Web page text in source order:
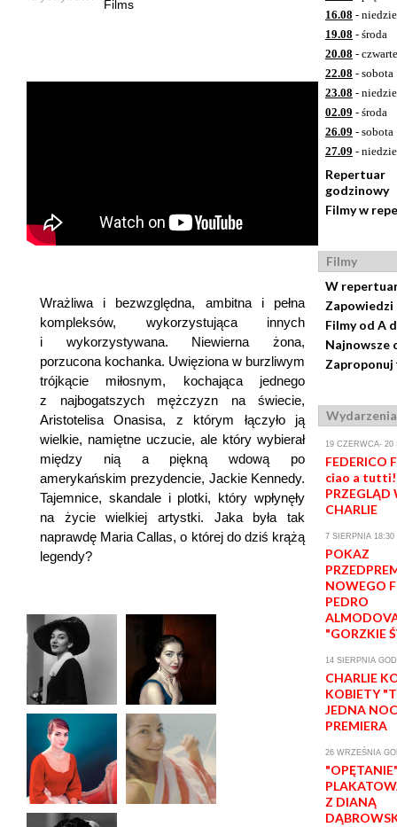
Films
Wrażliwa i bezwzględna, ambitna i pełna
kompleksów, wykorzystująca innych
i wykorzystywana. Niewierna żona,
porzucona kochanka. Uwięziona w burzliwym
trójkącie miłosnym, kochająca jednego
z najbogatszych mężczyzn na świecie,
Aristotelisa Onasisa, z którym łączyło ją
wielkie, namiętne uczucie, ale który wybierał
między nią a piękną wdową po
amerykańskim prezydencie, Jackie Kennedy.
Tajemnice, skandale i plotki, który wpłynęły
na życie wielkiej artystki. Jaka była tak
naprawdę Maria Callas, o której do dziś krążą
legendy?
16.08 -
19.08 - środa
20.08 -
22.08 - sobota
23.08 -
02.09 - środa
26.09 - sobota
27.09 -
Repertuar
godzinowy
Filmy w
Filmy
W
Zapowiedzi
Filmy od A
Najnowsze
Zaproponuj
Wydarzenia
19 CZERWCA- 20
FEDERICO
ciao a
PRZEGLĄD
CHARLIE
7 SIERPNIA 18:30
POKAZ
NOWEGO
PEDRO
"GORZKIE
14 SIERPNIA
CHARLIE
KOBIETY
JEDNA
PREMIERA
26 WRZEŚNIA
Z DIANĄ